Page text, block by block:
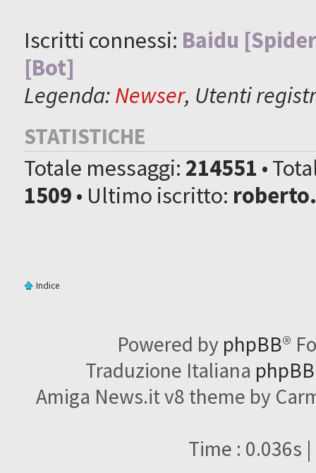
Iscritti connessi: Baidu
[Bot]
Legenda:Newser, Utenti
STATISTICHE
Totale messaggi: 214551 •
1509• Ultimo iscritto:
Indice
Powered by phpBB®
Traduzione Italiana
Amiga News.it v8 theme by
Time : 0.036s